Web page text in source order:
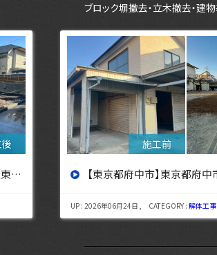
ブロック塀撤去・立木撤去・建
】 【東京都三鷹市】東京都三鷹市 解体工事【東京・埼玉・
UP : 2026年08月06日 , CATEGORY :解体工事